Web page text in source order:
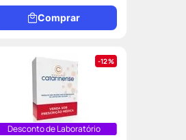
Comprar
12%
Desconto de Laboratório